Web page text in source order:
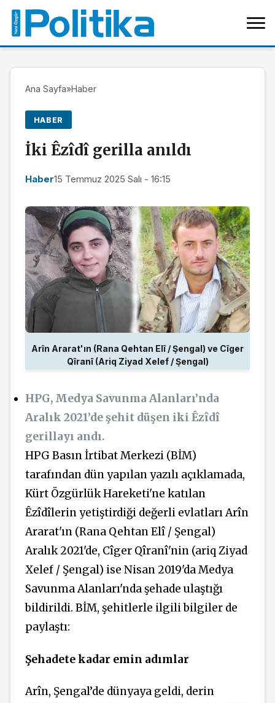
Ana Sayfa»Haber
HABER
İki Êzîdî gerilla anıldı
Haber15 Temmuz 2025 Salı - 16:15
Arîn Ararat'ın (Rana Qehtan Elî / Şengal) ve Cîger
Qîranî (Ariq Ziyad Xelef / Şengal)
HPG, Medya Savunma Alanları’nda
Aralık 2021’de şehit düşen iki Êzîdî
gerillayı andı.
HPG Basın İrtibat Merkezi (BİM)
tarafından dün yapılan yazılı açıklamada,
Kürt Özgürlük Hareketi'ne katılan
Êzîdîlerin yetiştirdiği değerli evlatları Arîn
Ararat'ın (Rana Qehtan Elî / Şengal)
Aralık 2021'de, Cîger Qîranî'nin (ariq Ziyad
Xelef / Şengal) ise Nisan 2019'da Medya
Savunma Alanları'nda şehade ulaştığı
bildirildi. BİM, şehitlerle ilgili bilgiler de
paylaştı:
Şehadete kadar emin adımlar
Arîn, Şengal’de dünyaya geldi, derin